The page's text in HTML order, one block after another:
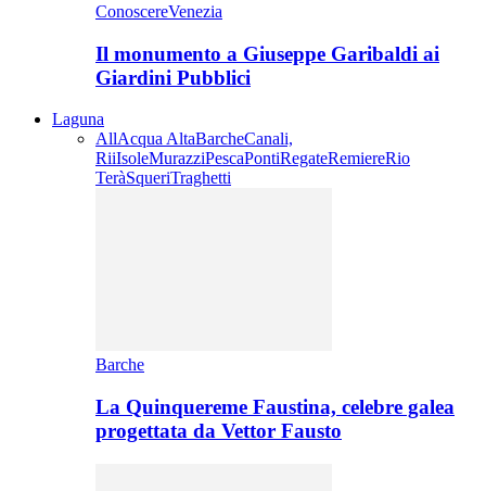
ConoscereVenezia
Il monumento a Giuseppe Garibaldi ai
Giardini Pubblici
Laguna
AllAcqua AltaBarcheCanali,
RiiIsoleMurazziPescaPontiRegateRemiereRio
TeràSqueriTraghetti
Barche
La Quinquereme Faustina, celebre galea
progettata da Vettor Fausto